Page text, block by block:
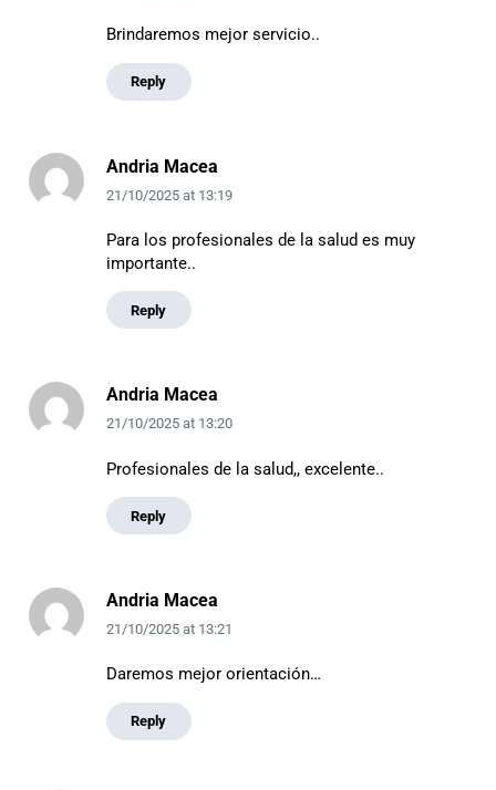
Brindaremos mejor servicio..
Reply
Andria Macea
21/10/2025at 13:19
Para los profesionales de la salud es muy
importante..
Reply
Andria Macea
21/10/2025at 13:20
Profesionales de la salud,, excelente..
Reply
Andria Macea
21/10/2025at 13:21
Daremos mejor orientación…
Reply